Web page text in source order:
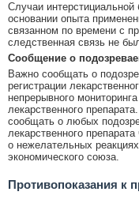
Случаи интерстициальной
основании опыта
связанном по времени с
следственная связь не
Сообщение о
Важно сообщать о
регистрации
непрерывного
лекарственного
сообщать о любых
лекарственного
о нежелательных
экономического союза.
Противопоказания к